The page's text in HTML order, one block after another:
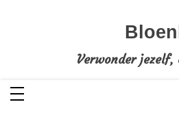
Bloenl
Verwonder